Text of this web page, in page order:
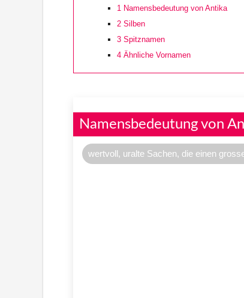
1 Namensbedeutung von Antika
2 Silben
3 Spitznamen
4 Ähnliche Vornamen
Namensbedeutung von
wertvoll, uralte Sachen, die einen